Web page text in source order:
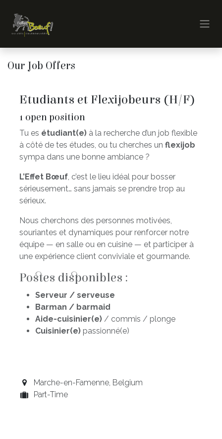
Our Job Offers
Etudiants et Flexijobeurs (H/F)
1 open position
Tu es étudiant(e) à la recherche d’un job flexible
à côté de tes études, ou tu cherches un flexijob
sympa dans une bonne ambiance ?
L’Effet Bœuf, c’est le lieu idéal pour bosser
sérieusement… sans jamais se prendre trop au
sérieux.
Nous cherchons des personnes motivées,
souriantes et dynamiques pour renforcer notre
équipe — en salle ou en cuisine — et participer à
une expérience client conviviale et gourmande.
Postes disponibles :
Serveur / serveuse
Barman / barmaid
Aide-cuisinier(e) / commis / plonge
Cuisinier(e) passionné(e)
Marche-en-Famenne, Belgium
Part-Time